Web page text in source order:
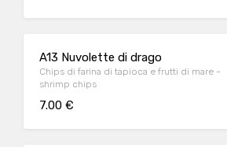
A13 Nuvolette di drago
Chips di farina di tapioca e frutti di mare -
shrimp chips
7.00 €